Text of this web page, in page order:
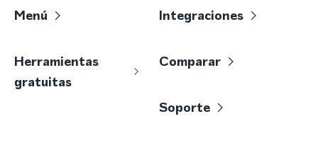
Menú Integraciones
Herramientas
gratuitas
Comparar
Soporte